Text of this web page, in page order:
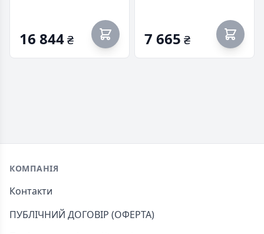
16 844₴ 7 665 ₴
Footer
КОМПАНІЯ
Контакти
ПУБЛІЧНИЙ ДОГОВІР (ОФЕРТА)